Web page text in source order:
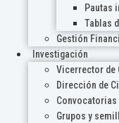
Pautas
Tablas
Gestión
Investigación
Vicerrector de
Dirección de
Grupos y